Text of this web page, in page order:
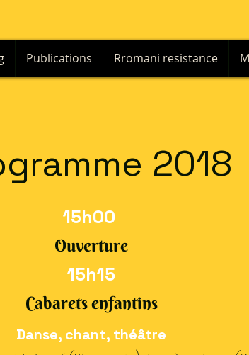
Publications Rromani resistance
2018
15h00
Ouverture
15h15
Cabarets enfantins
Danse, chant, théâtre